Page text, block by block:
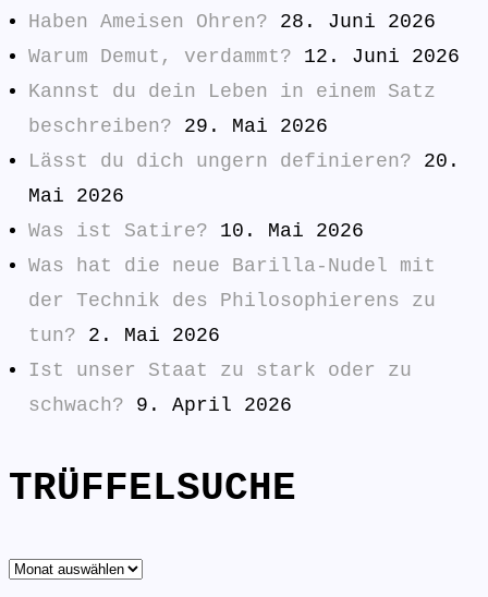
Haben Ameisen Ohren?
28. Juni 2026
Warum Demut, verdammt?
12. Juni 2026
Kannst du dein Leben in einem Satz
beschreiben?
29. Mai 2026
Lässt du dich ungern definieren?
20.
Mai 2026
Was ist Satire?
10. Mai 2026
Was hat die neue Barilla-Nudel mit
der Technik des Philosophierens zu
tun?
2. Mai 2026
Ist unser Staat zu stark oder zu
schwach?
9. April 2026
TRÜFFELSUCHE
TRÜFFELSUCHE